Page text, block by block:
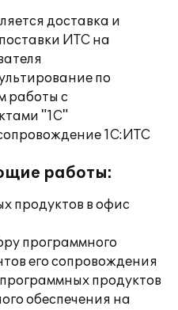
доставка и
ИТС на
по
работы с
"1С"
1С:ИТС
работы:
продуктов в офис
программного
его сопровождения
продуктов
обеспечения на